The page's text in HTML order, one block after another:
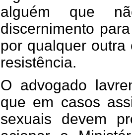
alguém que
discernimento
por qualquer outra
resistência.
O advogado
que em casos
sexuais devem